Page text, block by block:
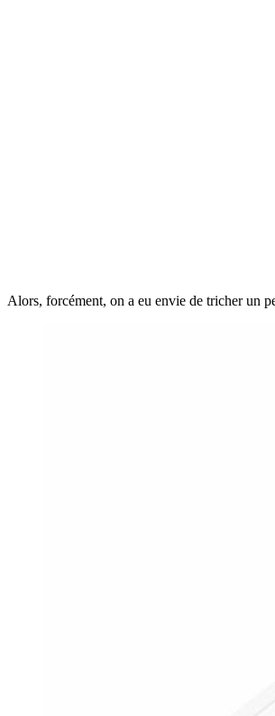
Alors, forcément, on a eu envie de tricher un